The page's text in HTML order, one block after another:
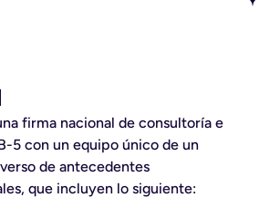
firma nacional de consultoría e
5 con un equipo único de un
de antecedentes
que incluyen lo siguiente: